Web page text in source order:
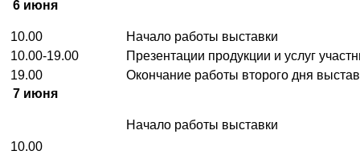
6 июня
10.00
Начало работы выставки
10.00-19.00
Презентации продукции и услуг
19.00
Окончание работы второго дня
7 июня
10.00
Начало работы выставки